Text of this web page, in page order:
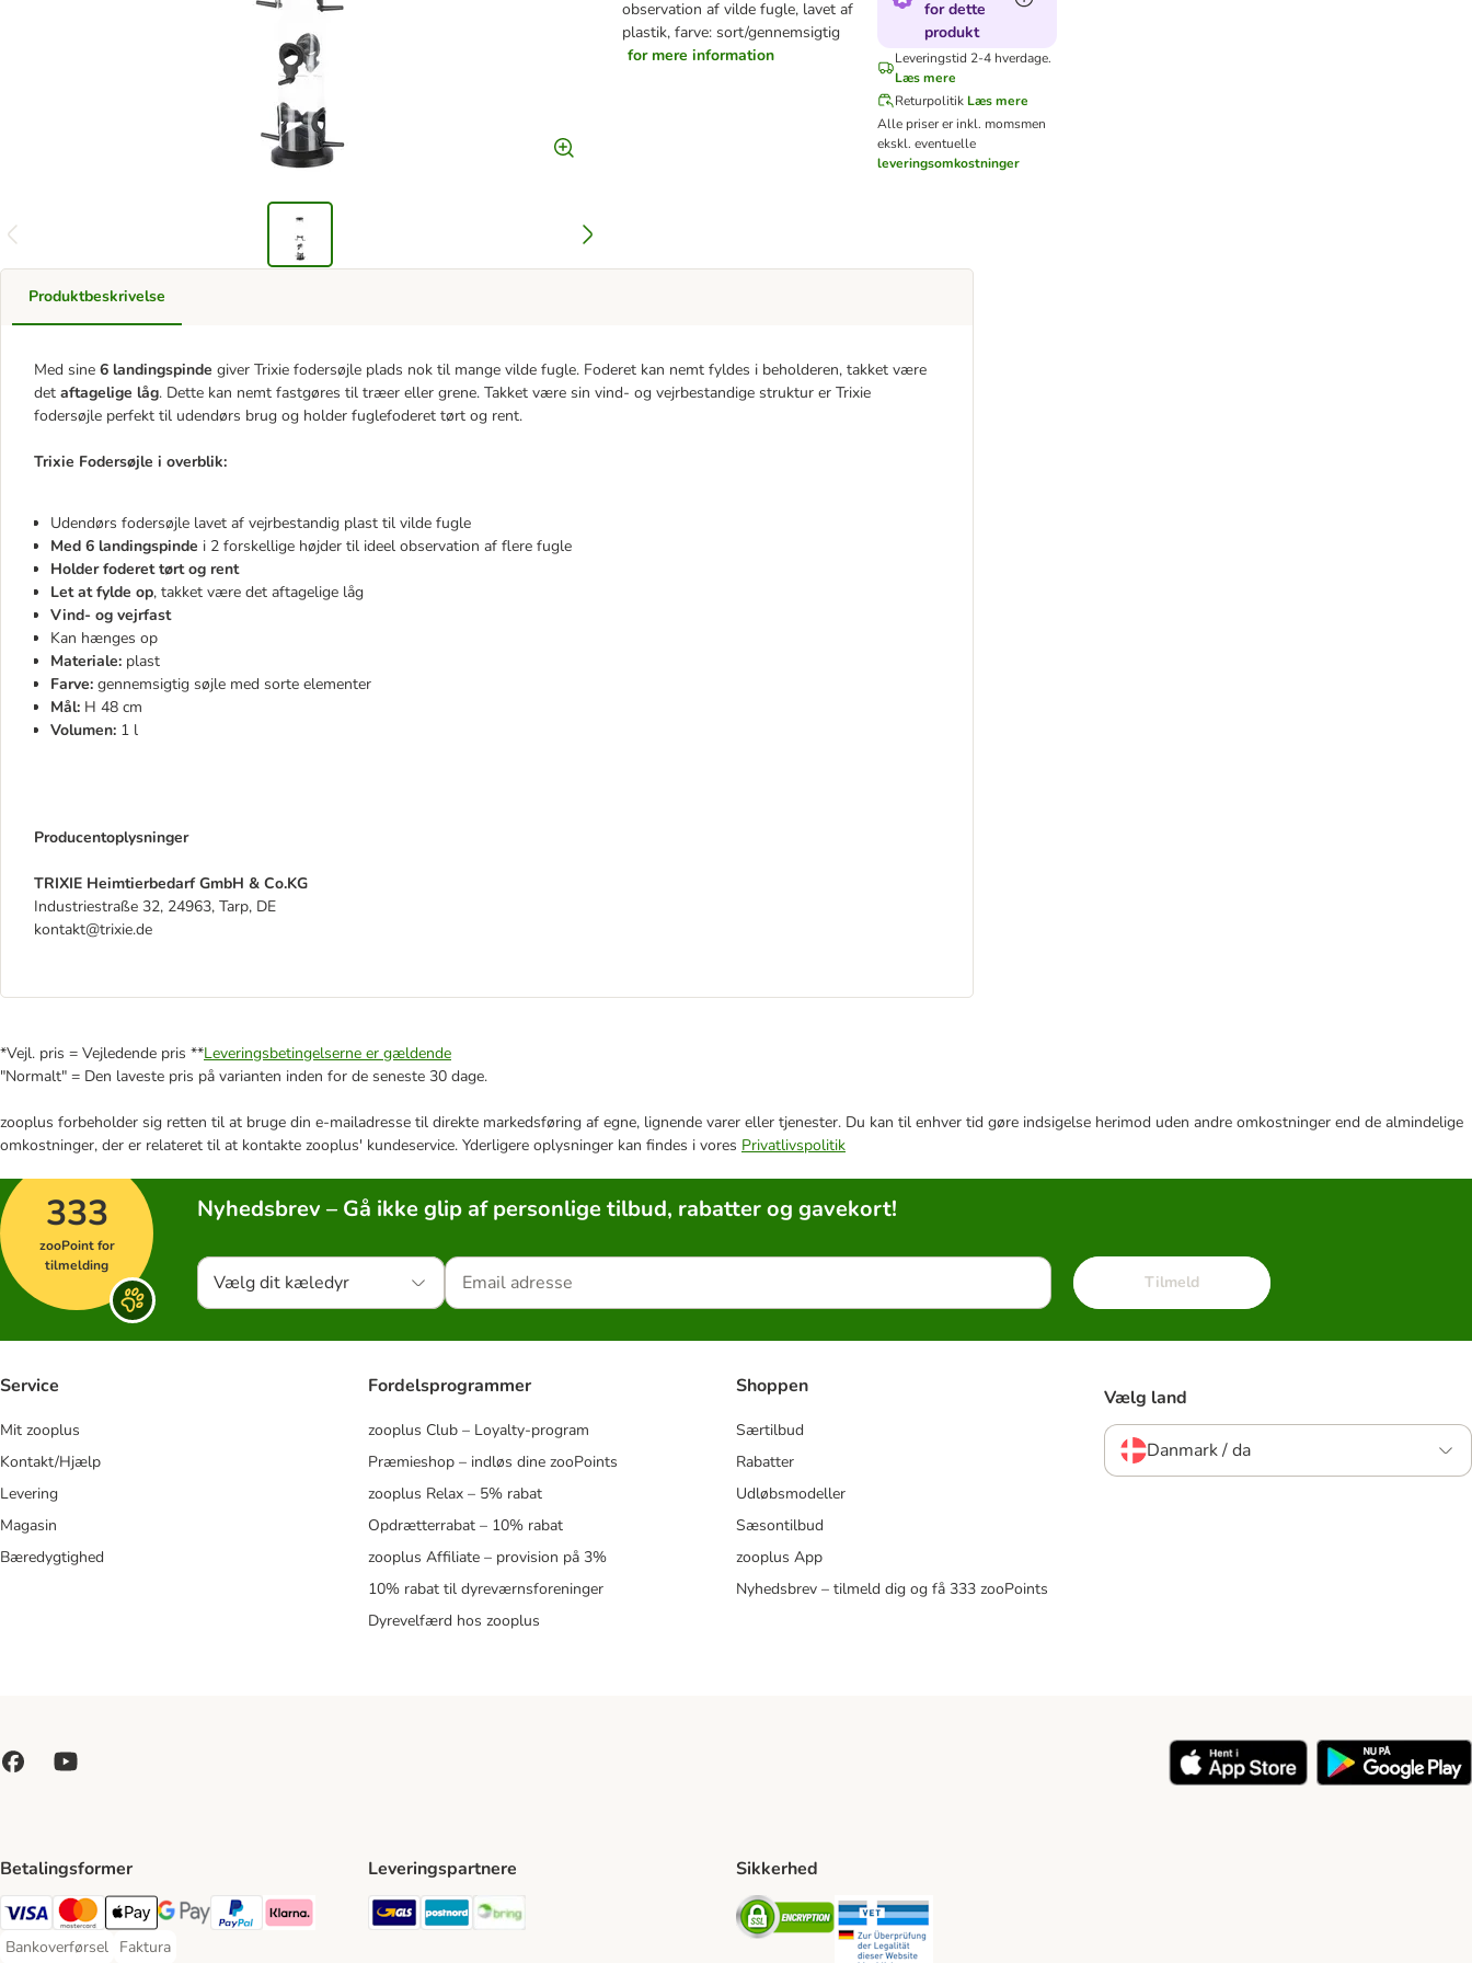
observation af vilde fugle, lavet af
plastik, farve: sort/gennemsigtig
for mere information
for dette
produkt
Leveringstid 2-4 hverdage.
Læs mere
Returpolitik Læs mere
Alle priser er inkl. momsmen
ekskl. eventuelle
leveringsomkostninger
Produktbeskrivelse
Med sine 6 landingspinde giver Trixie fodersøjle plads nok til mange vilde fugle. Foderet kan nemt fyldes i beholderen, takket være
det aftagelige låg. Dette kan nemt fastgøres til træer eller grene. Takket være sin vind- og vejrbestandige struktur er Trixie
fodersøjle perfekt til udendørs brug og holder fuglefoderet tørt og rent.
Trixie Fodersøjle i overblik:
Udendørs fodersøjle lavet af vejrbestandig plast til vilde fugle
Med 6 landingspinde i 2 forskellige højder til ideel observation af flere fugle
Holder foderet tørt og rent
Let at fylde op, takket være det aftagelige låg
Vind- og vejrfast
Kan hænges op
Materiale: plast
Farve: gennemsigtig søjle med sorte elementer
Mål: H 48 cm
Volumen: 1 l
Producentoplysninger
TRIXIE Heimtierbedarf GmbH & Co.KG
Industriestraße 32, 24963, Tarp, DE
kontakt@trixie.de
*Vejl. pris = Vejledende pris **Leveringsbetingelserne er gældende
"Normalt" = Den laveste pris på varianten inden for de seneste 30 dage.
zooplus forbeholder sig retten til at bruge din e-mailadresse til direkte markedsføring af egne, lignende varer eller tjenester. Du kan til enhver tid gøre indsigelse herimod uden andre omkostninger end de almindelige
omkostninger, der er relateret til at kontakte zooplus' kundeservice. Yderligere oplysninger kan findes i vores Privatlivspolitik
333
zooPoint for
tilmelding
Nyhedsbrev – Gå ikke glip af personlige tilbud, rabatter og gavekort!
Vælg dit kæledyr Tilmeld
Service
Mit zooplus
Kontakt/Hjælp
Levering
Magasin
Bæredygtighed
Fordelsprogrammer
zooplus Club – Loyalty-program
Præmieshop – indløs dine zooPoints
zooplus Relax – 5% rabat
Opdrætterrabat – 10% rabat
zooplus Affiliate – provision på 3%
10% rabat til dyreværnsforeninger
Dyrevelfærd hos zooplus
Shoppen
Særtilbud
Rabatter
Udløbsmodeller
Sæsontilbud
zooplus App
Nyhedsbrev – tilmeld dig og få 333 zooPoints
Vælg land
Danmark / da
Betalingsformer
VISA Payment Method
Mastercard Payment Method
Apply pay Payment Method
Google Pay Payment Method
paypal Payment Method
Klarna Payment Method
Bankoverførsel
Bankoverførsel Payment Method
Faktura
Faktura Payment Method
Leveringspartnere
GLS Shipping Method
Postnord Shipping Method
Sikkerhed
Security